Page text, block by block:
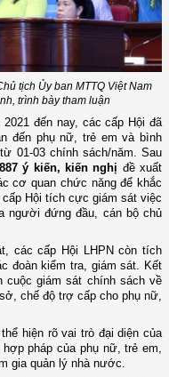
tịch Ủy ban MTTQ Việt Nam
trình bày tham luận
đến nay, các cấp Hội đã
đến phụ nữ, trẻ em và bình
01-03 chính sách/năm. Sau
887 ý kiến, kiến nghị đề xuất
cơ quan chức năng để khắc
Hội tích cực giám sát việc
người đứng đầu, cán bộ chủ
các cấp Hội LHPN còn tích
đoàn kiểm tra, giám sát. Kết
cuộc giám sát chính sách về
chế độ trợ cấp cho phụ nữ,
hiện rõ vai trò đại diện của
pháp của phụ nữ, trẻ em,
gia quản lý nhà nước.